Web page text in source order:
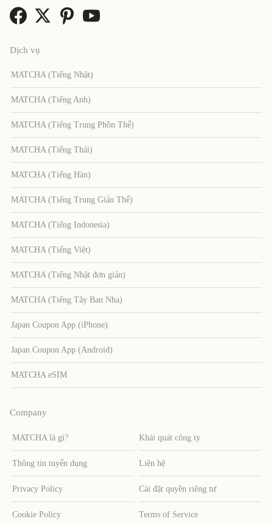
Dịch vụ
MATCHA (Tiếng Nhật)
MATCHA (Tiếng Anh)
MATCHA (Tiếng Trung Phồn Thể)
MATCHA (Tiếng Thái)
MATCHA (Tiếng Hàn)
MATCHA (Tiếng Trung Giản Thể)
MATCHA (Tiếng Indonesia)
MATCHA (Tiếng Việt)
MATCHA (Tiếng Nhật đơn giản)
MATCHA (Tiếng Tây Ban Nha)
Japan Coupon App (iPhone)
Japan Coupon App (Android)
MATCHA eSIM
Company
MATCHA là gì? Khái quát công ty
Thông tin tuyển dụng Liên hệ
Privacy Policy Cài đặt quyền riêng tư
Cookie Policy Terms of Service